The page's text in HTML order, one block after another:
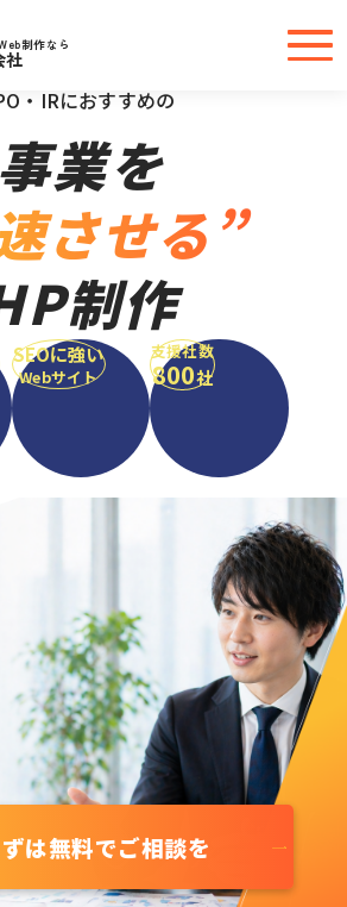
制作なら
社
問わず実績豊富だから安心／
・IRにおすすめの
事業を
させる”
制作
SEOに強い
Webサイト
支援社数
800社
は無料でご相談を